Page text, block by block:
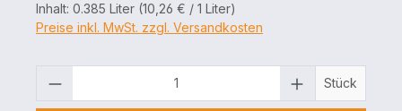
Inhalt: 0.385 Liter (10,26 € / 1 Liter)
Preise inkl. MwSt. zzgl. Versandkosten
Produkt Anzahl: Gib den Stück